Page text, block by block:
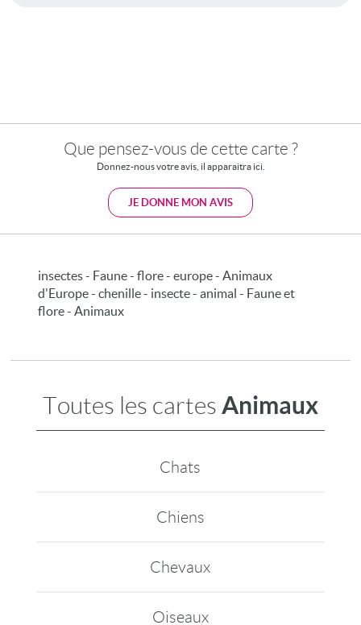
Que pensez-vous de cette carte ?
Donnez-nous votre avis, il apparaitra ici.
JE DONNE MON AVIS
insectes - Faune - flore - europe - Animaux
d'Europe - chenille - insecte - animal - Faune et
flore - Animaux
Toutes les cartes Animaux
Chats
Chiens
Chevaux
Oiseaux